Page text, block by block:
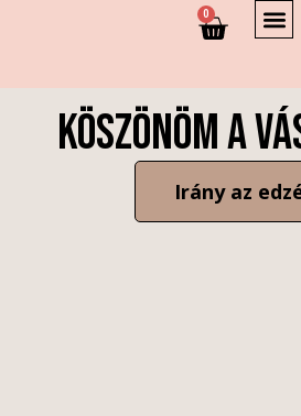
0
Köszönöm a
Irány az